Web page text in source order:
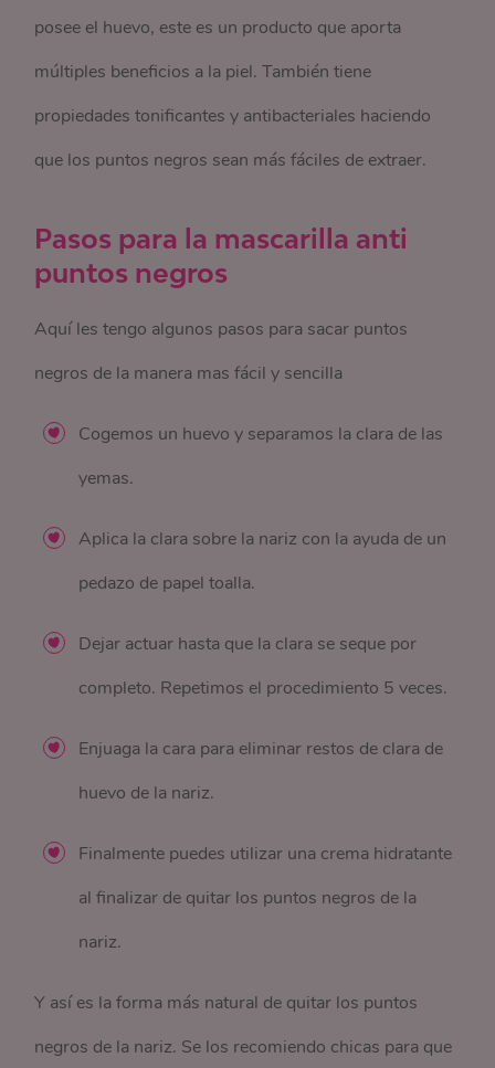
posee el huevo, este es un producto que aporta
múltiples beneficios a la piel. También tiene
propiedades tonificantes y antibacteriales haciendo
que los puntos negros sean más fáciles de extraer.
Pasos para la mascarilla anti
puntos negros
Aquí les tengo algunos pasos para sacar puntos
negros de la manera mas fácil y sencilla
Cogemos un huevo y separamos la clara de las
yemas.
Aplica la clara sobre la nariz con la ayuda de un
pedazo de papel toalla.
Dejar actuar hasta que la clara se seque por
completo. Repetimos el procedimiento 5 veces.
Enjuaga la cara para eliminar restos de clara de
huevo de la nariz.
Finalmente puedes utilizar una crema hidratante
al finalizar de quitar los puntos negros de la
nariz.
Y así es la forma más natural de quitar los puntos
negros de la nariz. Se los recomiendo chicas para que